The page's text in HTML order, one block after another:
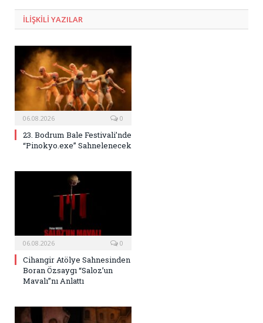
ILIŞKILI YAZILAR
06.08.2026 0
23. Bodrum Bale Festivali’nde
“Pinokyo.exe” Sahnelenecek
06.08.2026 0
Cihangir Atölye Sahnesinden
Boran Özsaygı “Saloz’un
Mavalı”nı Anlattı